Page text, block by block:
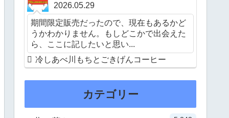
2026.05.29
期間限定販売だったので、現在もあるかど
うかわかりません。もしどこかで出会えた
ら、ここに記したいと思い...
冷しあべ川もちとごきげんコーヒー
カテゴリー